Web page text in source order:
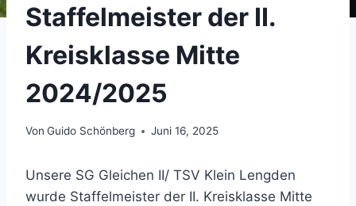
Staffelmeister der II.
Kreisklasse Mitte
2024/2025
Von Guido Schönberg Juni 16, 2025
Unsere SG Gleichen II/ TSV Klein Lengden
wurde Staffelmeister der II. Kreisklasse Mitte